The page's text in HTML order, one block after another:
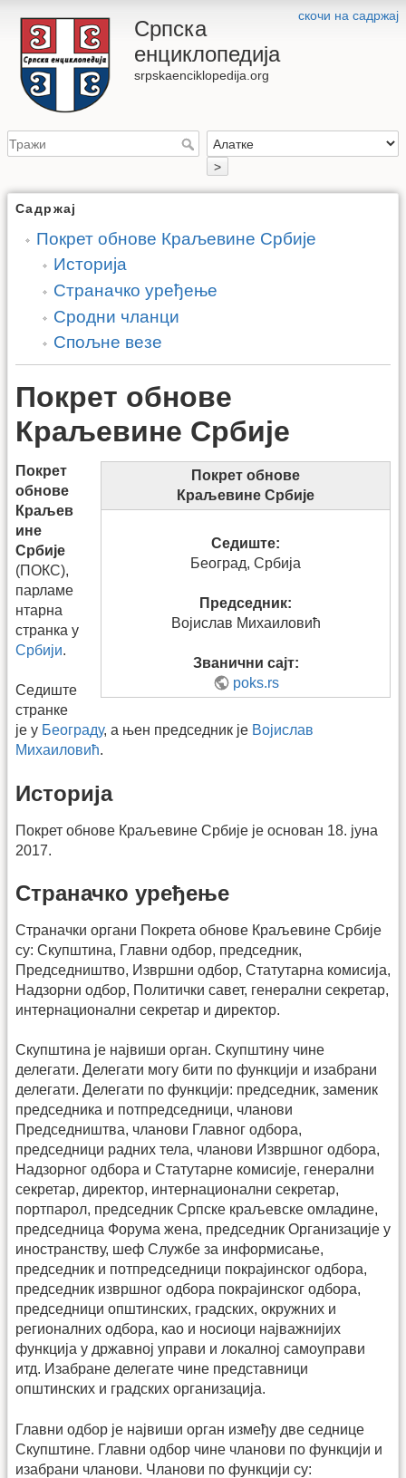
скочи на садржај
Српска
енциклопедија
srpskaenciklopedija.org
>
Садржај
Покрет обнове Краљевине Србије
Историја
Страначко уређење
Сродни чланци
Спољне везе
Покрет обнове
Краљевине Србије
Покрет обнове
Краљевине Србије
Седиште:
Београд, Србија
Председник:
Војислав Михаиловић
Званични сајт:
poks.rs
Покрет
обнове
Краљев
ине
Србије
(ПОКС),
парламе
нтарна
странка у
Србији.
Седиште
странке
је у Београду, а њен председник је Војислав
Михаиловић.
Историја
Покрет обнове Краљевине Србије је основан 18. јуна
2017.
Страначко уређење
Страначки органи Покрета обнове Краљевине Србије
су: Скупштина, Главни одбор, председник,
Председништво, Извршни одбор, Статутарна комисија,
Надзорни одбор, Политички савет, генерални секретар,
интернационални секретар и директор.
Скупштина је највиши орган. Скупштину чине
делегати. Делегати могу бити по функцији и изабрани
делегати. Делегати по функцији: председник, заменик
председника и потпредседници, чланови
Председништва, чланови Главног одбора,
председници радних тела, чланови Извршног одбора,
Надзорног одбора и Статутарне комисије, генерални
секретар, директор, интернационални секретар,
портпарол, председник Српске краљевске омладине,
председница Форума жена, председник Организације у
иностранству, шеф Службе за информисање,
председник и потпредседници покрајинског одбора,
председник извршног одбора покрајинског одбора,
председници општинских, градских, окружних и
регионалних одбора, као и носиоци најважнијих
функција у државној управи и локалној самоуправи
итд. Изабране делегате чине представници
општинских и градских организација.
Главни одбор је највиши орган између две седнице
Скупштине. Главни одбор чине чланови по функцији и
изабрани чланови. Чланови по функцији су: